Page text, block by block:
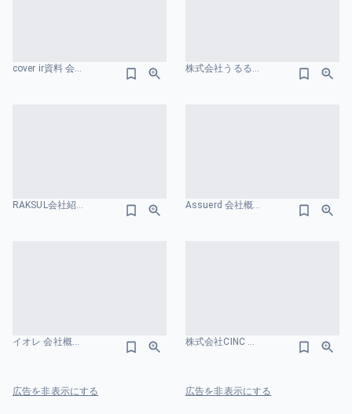
cover ir資料 会社概要のスライドデザイン 株式会社うるるエンジニア向け採用資料 会社概要のスライドデザイン
RAKSUL会社紹介資料 会社概要のスライドデザイン Assuerd 会社概要のスライドデザイン
イオレ 会社概要のスライドデザイン 株式会社CINC 会社案内／Company introduction 会社概要のスライドデザイン
広告を非表示にする 広告を非表示にする